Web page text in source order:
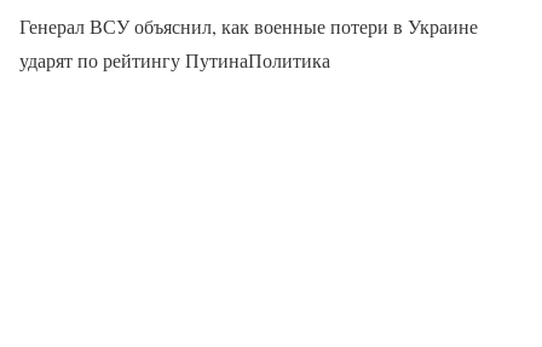
Генерал ВСУ объяснил, как военные потери в Украине
ударят по рейтингу ПутинаПолитика